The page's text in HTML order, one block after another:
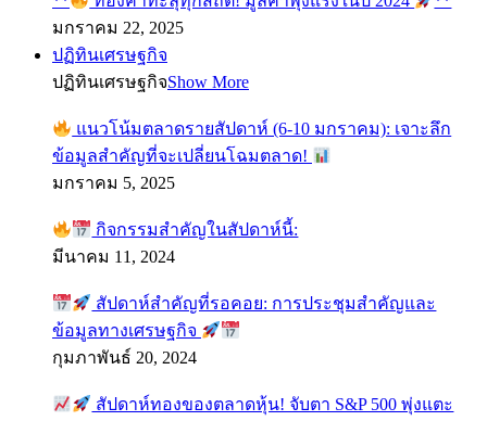
มกราคม 22, 2025
ปฏิทินเศรษฐกิจ
ปฏิทินเศรษฐกิจShow More
แนวโน้มตลาดรายสัปดาห์ (6-10 มกราคม): เจาะลึก
ข้อมูลสำคัญที่จะเปลี่ยนโฉมตลาด!
มกราคม 5, 2025
กิจกรรมสำคัญในสัปดาห์นี้:
มีนาคม 11, 2024
สัปดาห์สำคัญที่รอคอย: การประชุมสำคัญและ
ข้อมูลทางเศรษฐกิจ
กุมภาพันธ์ 20, 2024
สัปดาห์ทองของตลาดหุ้น! จับตา S&P 500 พุ่งแตะ